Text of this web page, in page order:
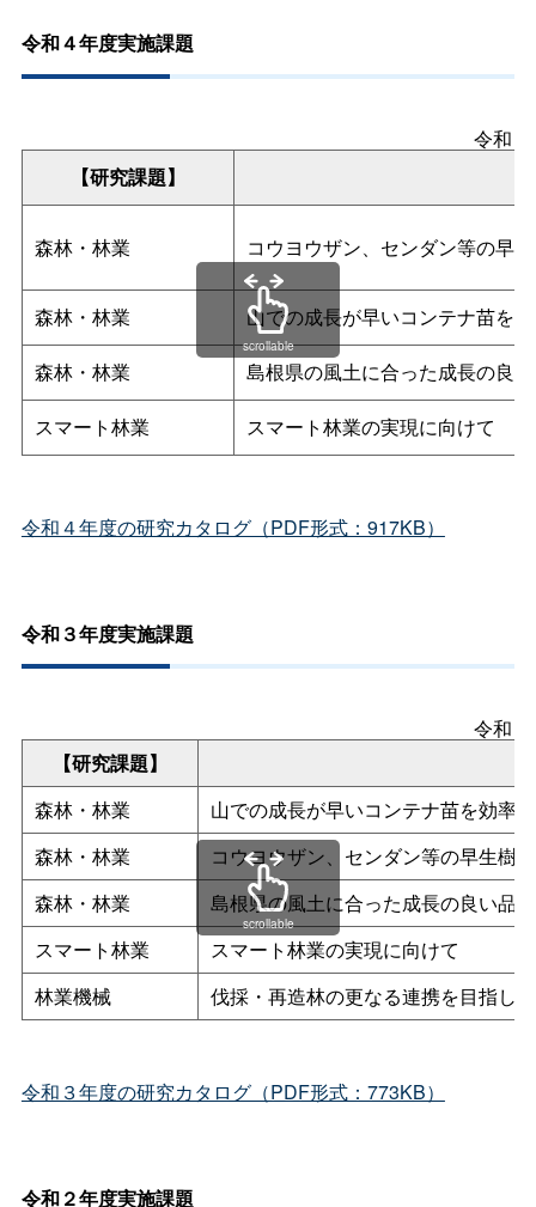
令和４年度実施課題
令和
【研究課題】
森林・林業 コウヨウザン、センダン等の早
森林・林業
山での成長が早いコンテナ苗を
森林・林業
島根県の風土に合った成長の良
スマート林業
スマート林業の実現に向けて
scrollable
令和４年度の研究カタログ（PDF形式：917KB）
令和３年度実施課題
令和
【研究課題】
森林・林業
山での成長が早いコンテナ苗を効率
森林・林業
コウヨウザン、センダン等の早生樹
森林・林業
島根県の風土に合った成長の良い品
スマート林業
スマート林業の実現に向けて
林業機械
伐採・再造林の更なる連携を目指して
scrollable
令和３年度の研究カタログ（PDF形式：773KB）
令和２年度実施課題